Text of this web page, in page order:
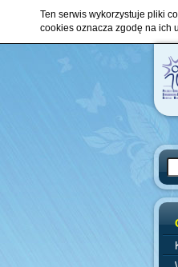
Ten serwis wykorzystuje pliki
cookies oznacza zgodę na ich